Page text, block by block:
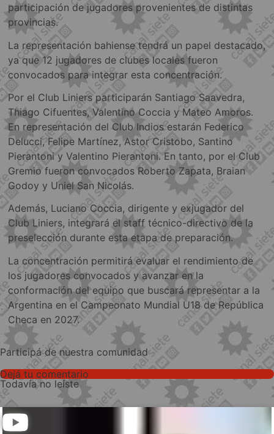
participación de jugadores provenientes de distintas
provincias.
La representación bahiense tendrá un papel destacado,
ya que 12 jugadores de clubes locales fueron
convocados para integrar esta concentración.
Por el Club Liniers participarán Santiago Saavedra,
Thiago Cifuentes, Valentino Coccia y Mateo Amoros.
En representación del Club Indios estarán Federico
Delucci, Felipe Martínez, Astor Cristobo, Santino
Pierantoni y Valentino Pierantoni. En tanto, por el Club
Gremio fueron convocados Roberto Zapata, Braian
Godoy y Uniel San Nicolás.
Además, Luciano Coccia, dirigente y exjugador del
Club Liniers, integrará el staff técnico-directivo de la
preselección durante esta etapa de preparación.
La concentración permitirá evaluar el rendimiento de
los jugadores convocados y avanzar en la
conformación del equipo que buscará representar a la
Argentina en el Campeonato Mundial U18 de República
Checa en 2027.
Participá de nuestra comunidad
Dejá tu comentario
Todavía no leíste